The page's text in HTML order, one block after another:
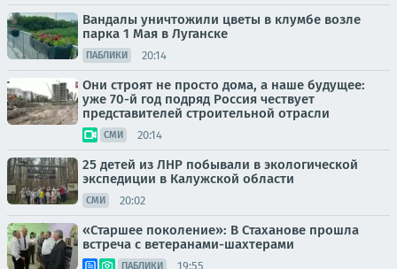
Вандалы уничтожили цветы в клумбе возле
парка 1 Мая в Луганске
ПАБЛИКИ 20:14
Они строят не просто дома, а наше будущее:
уже 70-й год подряд Россия чествует
представителей строительной отрасли
СМИ 20:14
25 детей из ЛНР побывали в экологической
экспедиции в Калужской области
СМИ 20:02
«Старшее поколение»: В Стаханове прошла
встреча с ветеранами-шахтерами
ПАБЛИКИ 19:55